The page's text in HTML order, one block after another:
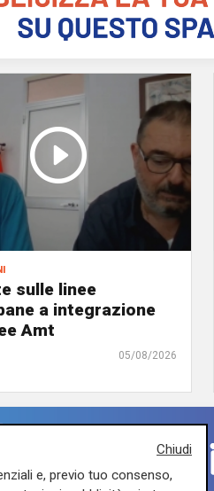
sulle linee
a integrazione
Amt
05/08/2026
Chiudi
e, previo tuo consenso,